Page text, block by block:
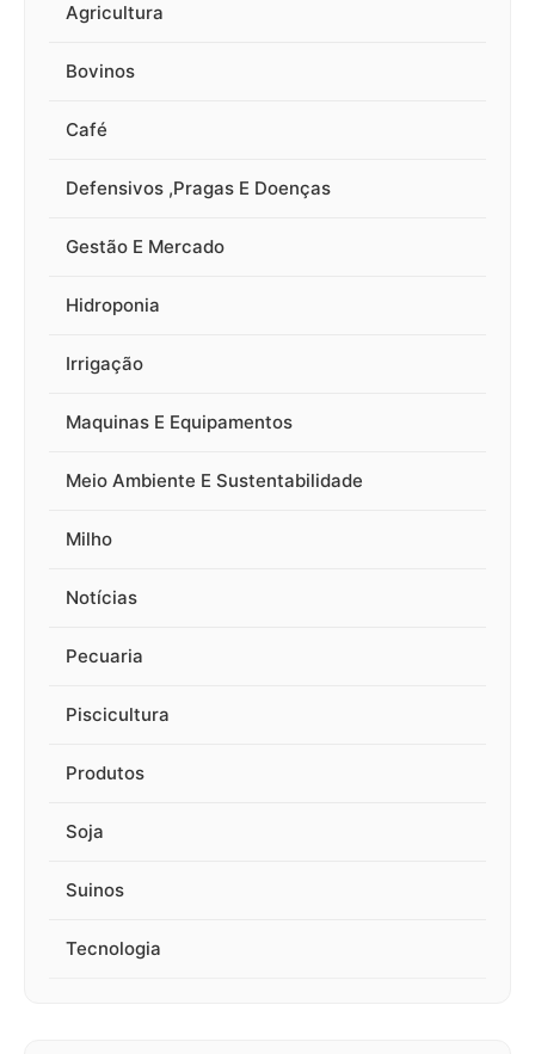
Agricultura
Bovinos
Café
Defensivos ,Pragas E Doenças
Gestão E Mercado
Hidroponia
Irrigação
Maquinas E Equipamentos
Meio Ambiente E Sustentabilidade
Milho
Notícias
Pecuaria
Piscicultura
Produtos
Soja
Suinos
Tecnologia